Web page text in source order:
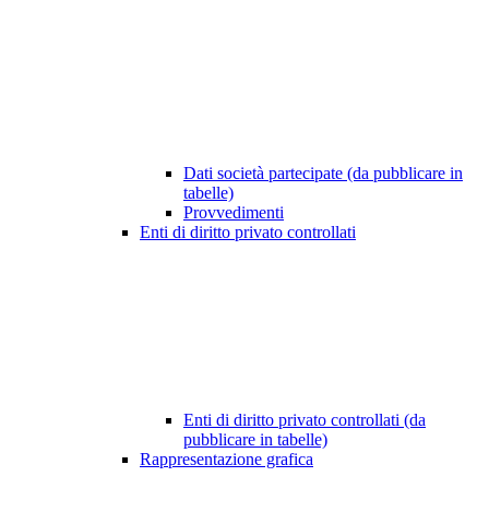
Dati società partecipate (da pubblicare in
tabelle)
Provvedimenti
Enti di diritto privato controllati
Enti di diritto privato controllati (da
pubblicare in tabelle)
Rappresentazione grafica